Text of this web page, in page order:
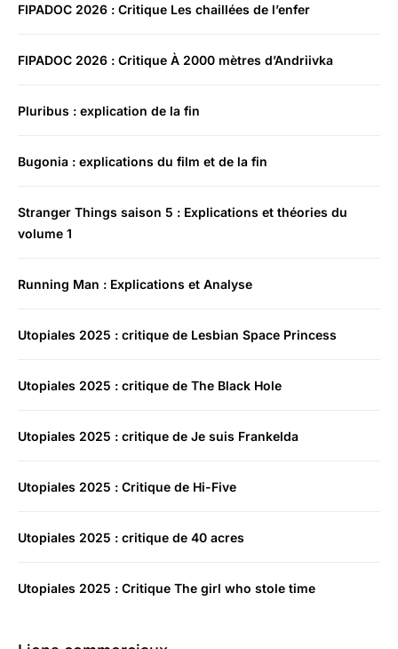
FIPADOC 2026 : Critique Les chaillées de l’enfer
FIPADOC 2026 : Critique À 2000 mètres d’Andriivka
Pluribus : explication de la fin
Bugonia : explications du film et de la fin
Stranger Things saison 5 : Explications et théories du
volume 1
Running Man : Explications et Analyse
Utopiales 2025 : critique de Lesbian Space Princess
Utopiales 2025 : critique de The Black Hole
Utopiales 2025 : critique de Je suis Frankelda
Utopiales 2025 : Critique de Hi-Five
Utopiales 2025 : critique de 40 acres
Utopiales 2025 : Critique The girl who stole time